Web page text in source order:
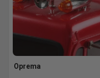
Oprema